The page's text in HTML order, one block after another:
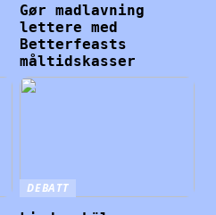
Gør madlavning
lettere med
Betterfeasts
måltidskasser
DEBATT